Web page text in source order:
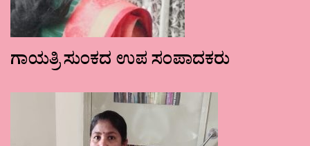
ಗಾಯತ್ರಿ ಸುಂಕದ ಉಪ ಸಂಪಾದಕರು